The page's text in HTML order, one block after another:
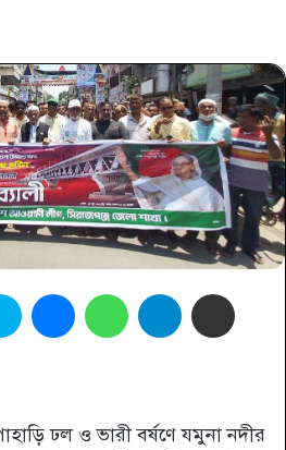
Skype MessengerWhatsAppTelegram
ঢল ও ভারী বর্ষণে যমুনা নদীর